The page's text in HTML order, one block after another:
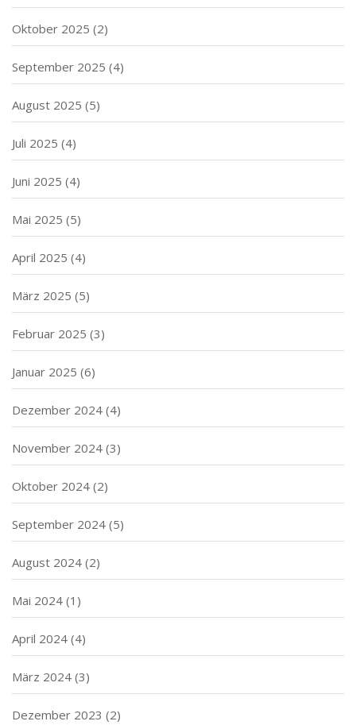
Oktober 2025 (2)
September 2025 (4)
August 2025 (5)
Juli 2025 (4)
Juni 2025 (4)
Mai 2025 (5)
April 2025 (4)
März 2025 (5)
Februar 2025 (3)
Januar 2025 (6)
Dezember 2024 (4)
November 2024 (3)
Oktober 2024 (2)
September 2024 (5)
August 2024 (2)
Mai 2024 (1)
April 2024 (4)
März 2024 (3)
Dezember 2023 (2)